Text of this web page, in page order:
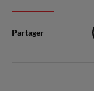
Partager